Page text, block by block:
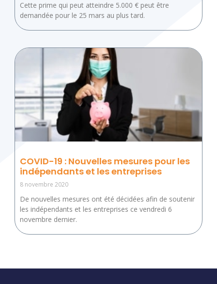
Cette prime qui peut atteindre 5.000 € peut être
demandée pour le 25 mars au plus tard.
COVID-19 : Nouvelles mesures pour les
indépendants et les entreprises
8 novembre 2020
De nouvelles mesures ont été décidées afin de soutenir
les indépendants et les entreprises ce vendredi 6
novembre dernier.